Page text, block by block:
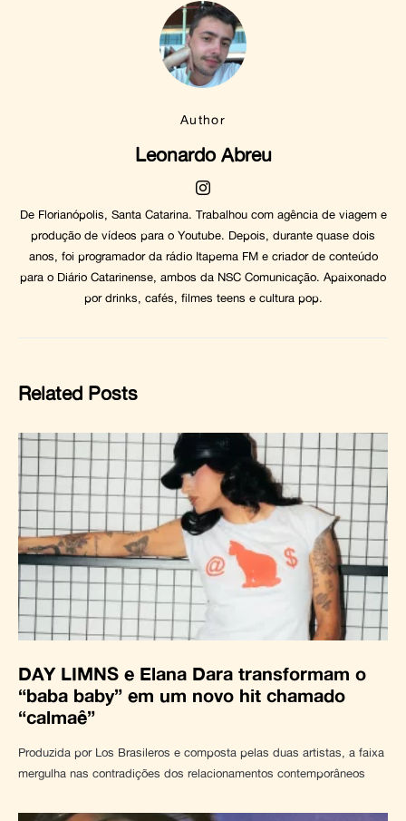
Author
Leonardo Abreu
De Florianópolis, Santa Catarina. Trabalhou com agência de viagem e
produção de vídeos para o Youtube. Depois, durante quase dois
anos, foi programador da rádio Itapema FM e criador de conteúdo
para o Diário Catarinense, ambos da NSC Comunicação. Apaixonado
por drinks, cafés, filmes teens e cultura pop.
Related Posts
DAY LIMNS e Elana Dara transformam o
“baba baby” em um novo hit chamado
“calmaê”
Produzida por Los Brasileros e composta pelas duas artistas, a faixa
mergulha nas contradições dos relacionamentos contemporâneos